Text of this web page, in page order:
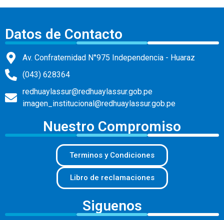
Datos de Contacto
Av. Confraternidad N°975 Independencia - Huaraz
(043) 628364
redhuaylassur@redhuaylassur.gob.pe
imagen_institucional@redhuaylassur.gob.pe
Nuestro Compromiso
Terminos y Condiciones
Libro de reclamaciones
Siguenos